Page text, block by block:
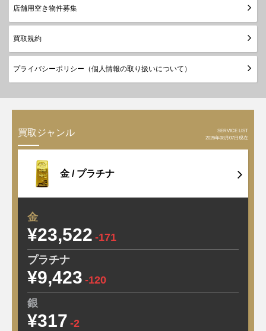
店舗用空き物件募集
買取規約
プライバシーポリシー（個人情報の取り扱いについて）
買取ジャンル
SERVICE LIST
2026年08月07日現在
金 / プラチナ
金
¥23,522 -171
プラチナ
¥9,423 -120
銀
¥317 -2